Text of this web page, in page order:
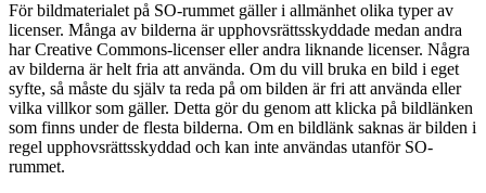
För bildmaterialet på SO-rummet gäller i allmänhet olika typer av
licenser. Många av bilderna är upphovsrättsskyddade medan andra
har Creative Commons-licenser eller andra liknande licenser. Några
av bilderna är helt fria att använda. Om du vill bruka en bild i eget
syfte, så måste du själv ta reda på om bilden är fri att använda eller
vilka villkor som gäller. Detta gör du genom att klicka på bildlänken
som finns under de flesta bilderna. Om en bildlänk saknas är bilden i
regel upphovsrättsskyddad och kan inte användas utanför SO-
rummet.